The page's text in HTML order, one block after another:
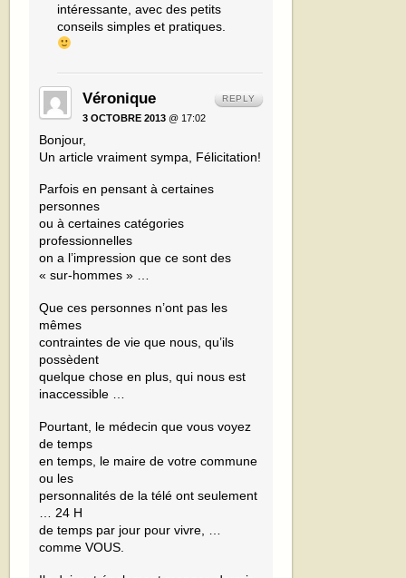
intéressante, avec des petits
conseils simples et pratiques.
Véronique
3 OCTOBRE 2013 @ 17:02
Bonjour,
Un article vraiment sympa, Félicitation!
Parfois en pensant à certaines
personnes
ou à certaines catégories
professionnelles
on a l’impression que ce sont des
« sur-hommes » …
Que ces personnes n’ont pas les
mêmes
contraintes de vie que nous, qu’ils
possèdent
quelque chose en plus, qui nous est
inaccessible …
Pourtant, le médecin que vous voyez
de temps
en temps, le maire de votre commune
ou les
personnalités de la télé ont seulement
… 24 H
de temps par jour pour vivre, …
comme VOUS.
REPLY